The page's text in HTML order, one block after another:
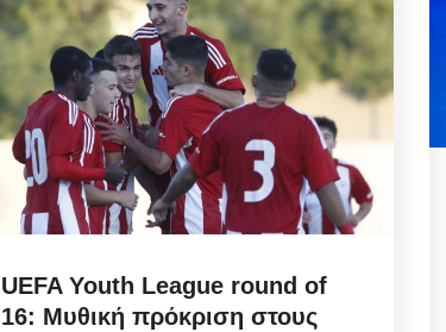
UEFA Youth League round of
16: Μυθική πρόκριση στους
Biometric Identity Compliance:
Εκδώσατε Νέα Ταυτότητα;...
Αυγ 9, 2026